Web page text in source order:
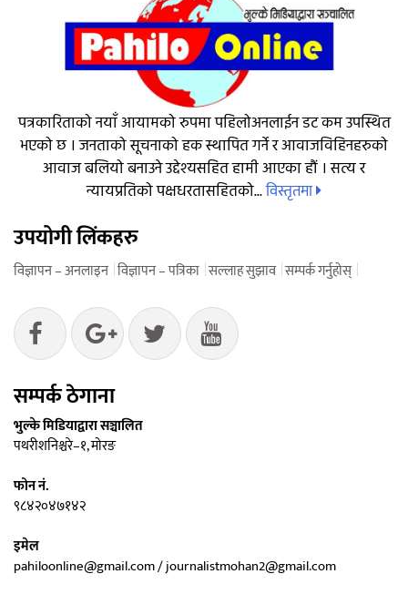
पत्रकारिताको नयाँ आयामको रुपमा पहिलोअनलाईन डट कम उपस्थित
भएको छ । जनताको सूचनाको हक स्थापित गर्ने र आवाजविहिनहरुको
आवाज बलियो बनाउने उद्देश्यसहित हामी आएका हौं । सत्य र
न्यायप्रतिको पक्षधरतासहितको...विस्तृतमा
उपयोगी लिंकहरु
विज्ञापन – अनलाइन विज्ञापन – पत्रिका सल्लाह सुझाव सम्पर्क गर्नुहोस्
सम्पर्क ठेगाना
भुल्के मिडियाद्वारा सञ्चालित
पथरीशनिश्चरे–१, मोरङ
फोन नं.
९८४२०४७१४२
इमेल
pahiloonline@gmail.com / journalistmohan2@gmail.com